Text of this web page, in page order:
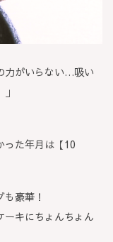
力がいらない…吸い
った年月は【10
豪華！
ーキにちょんちょん